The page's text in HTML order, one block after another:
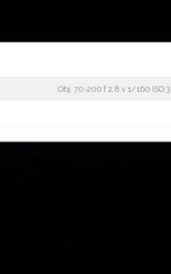
Obj. 70-200 f 2,8 v 1/160 ISO